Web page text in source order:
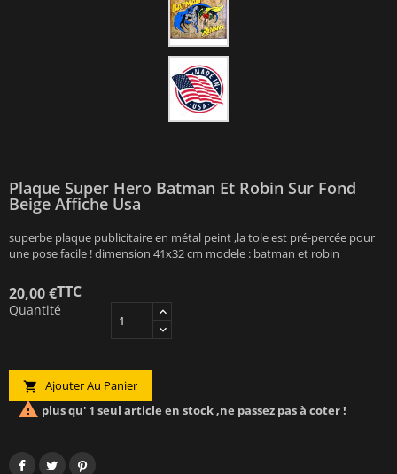
Plaque Super Hero Batman Et Robin Sur Fond
Beige Affiche Usa
superbe plaque publicitaire en métal peint ,la tole est pré-percée pour
une pose facile ! dimension 41x32 cm modele : batman et robin
20,00 €TTC
Quantité
 Ajouter Au Panier
 plus qu' 1 seul article en stock ,ne passez pas à coter !